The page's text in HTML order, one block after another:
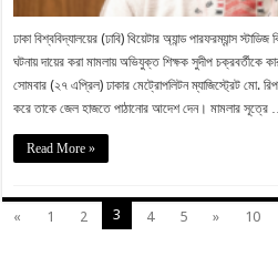
ঢাকা বিশ্ববিদ্যালয়ের (ঢাবি) থিয়েটার অ্যান্ড পারফরম্যান্স
ঘটনায় দায়ের করা মামলায় অভিযুক্ত শিক্ষক সুদীপ চক্রবর্তীকে
সোমবার (২৭ এপ্রিল) ঢাকার মেট্রোপলিটন ম্যাজিস্ট্রেট মো.
করে তাকে জেল হাজতে পাঠানোর আদেশ দেন। মামলার সূত্রে
Read More »
« 1 2 3 4 5 » 10